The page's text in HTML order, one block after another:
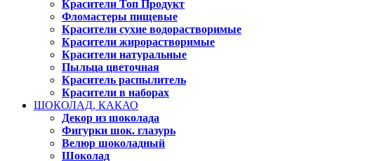
Красители Топ Продукт
Фломастеры пищевые
Красители сухие водорастворимые
Красители жирорастворимые
Красители натуральные
Пыльца цветочная
Краситель распылитель
Красители в наборах
ШОКОЛАД, КАКАО
Декор из шоколада
Фигурки шок. глазурь
Велюр шоколадный
Шоколад